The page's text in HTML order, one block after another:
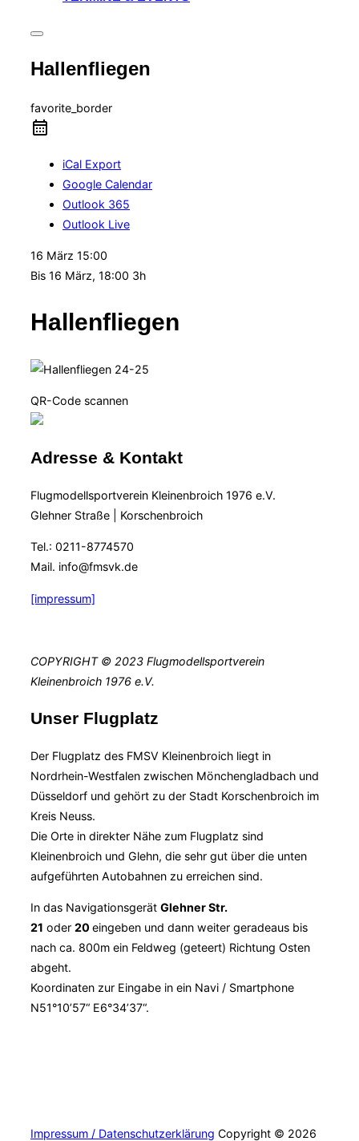
Seitenleiste
Navigation
umschalten
Hallenfliegen
favorite_border
iCal Export
Google Calendar
Outlook 365
Outlook Live
16 März 15:00
Bis 16 März, 18:00 3h
Hallenfliegen
QR-Code scannen
Adresse & Kontakt
Flugmodellsportverein Kleinenbroich 1976 e.V.
Glehner Straße | Korschenbroich
Tel.: 0211-8774570
Mail. info@fmsvk.de
[impressum]
COPYRIGHT © 2023 Flugmodellsportverein
Kleinenbroich 1976 e.V.
Unser Flugplatz
Der Flugplatz des FMSV Kleinenbroich liegt in
Nordrhein-Westfalen zwischen Mönchengladbach und
Düsseldorf und gehört zu der Stadt Korschenbroich im
Kreis Neuss.
Die Orte in direkter Nähe zum Flugplatz sind
Kleinenbroich und Glehn, die sehr gut über die unten
aufgeführten Autobahnen zu erreichen sind.
In das Navigationsgerät Glehner Str.
21 oder 20 eingeben und dann weiter geradeaus bis
nach ca. 800m ein Feldweg (geteert) Richtung Osten
abgeht.
Koordinaten zur Eingabe in ein Navi / Smartphone
N51°10’57“ E6°34’37“.
Impressum / Datenschutzerklärung Copyright © 2026